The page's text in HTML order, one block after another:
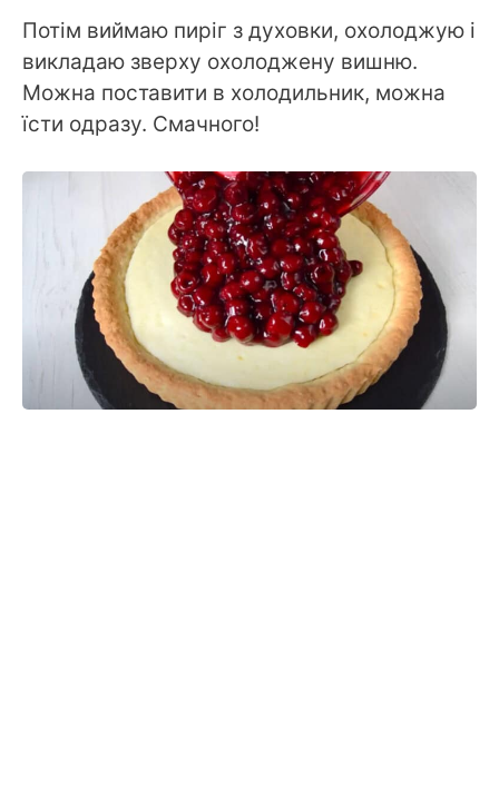
Потім виймаю пиріг з духовки, охолоджую і
викладаю зверху охолоджену вишню.
Можна поставити в холодильник, можна
їсти одразу. Смачного!